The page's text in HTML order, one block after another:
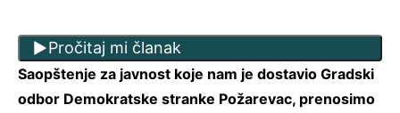
Pročitaj mi članak
Saopštenje za javnost koje nam je dostavio Gradski
odbor Demokratske stranke Požarevac, prenosimo